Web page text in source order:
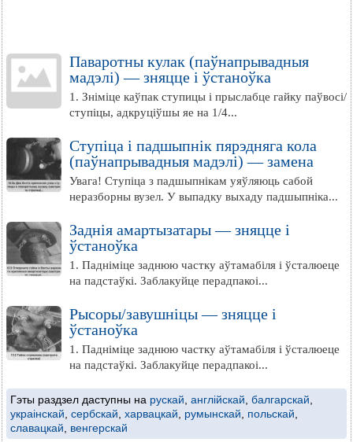
Паваротны кулак (паўнапрывадныя
мадэлі) — зняцце і ўстаноўка
1. Зніміце каўпак ступицы і прыслабце гайку паўвосі/
ступіцы, адкруціўшы яе на 1/4...
Ступіца і падшыпнік пярэдняга кола
(паўнапрывадныя мадэлі) — замена
Увага! Ступіца з падшыпнікам уяўляюць сабой
неразборны вузел. У выпадку выхаду падшыпніка...
Заднія амартызатары — зняцце і
ўстаноўка
1. Падніміце заднюю частку аўтамабіля і ўсталюеце
на падстаўкі. Заблакуйце перадпакоі...
Рысоры/завушніцы — зняцце і
ўстаноўка
1. Падніміце заднюю частку аўтамабіля і ўсталюеце
на падстаўкі. Заблакуйце перадпакоі...
Гэты раздзел даступны на рускай англійскай балгарскай
украінскай сербскай харвацкай румынскай польскай
славацкай
венгерскай